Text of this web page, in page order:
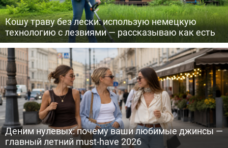
Кошу траву без лески: использую немецкую
технологию с лезвиями — рассказываю как есть
Деним нулевых: почему ваши любимые джинсы —
главный летний must-have 2026